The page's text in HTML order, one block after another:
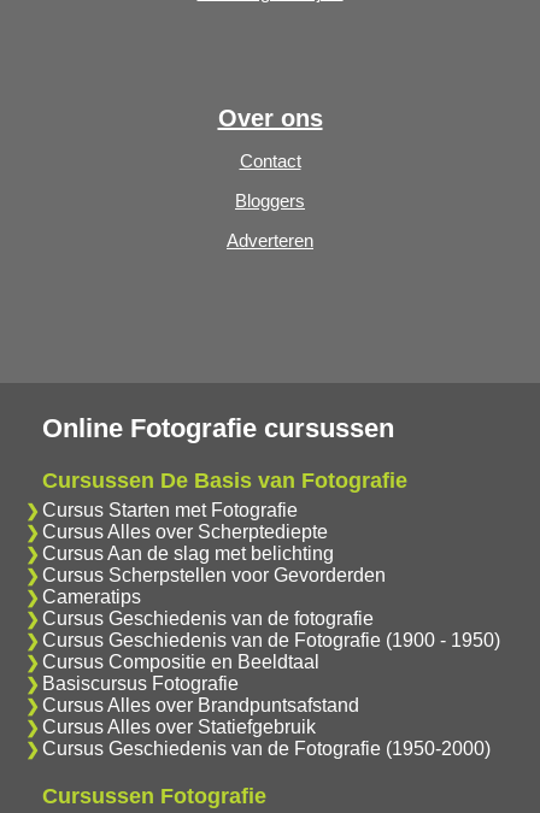
Over ons
Contact
Bloggers
Adverteren
Online Fotografie cursussen
Cursussen De Basis van Fotografie
Cursus Starten met Fotografie
Cursus Alles over Scherptediepte
Cursus Aan de slag met belichting
Cursus Scherpstellen voor Gevorderden
Cameratips
Cursus Geschiedenis van de fotografie
Cursus Geschiedenis van de Fotografie (1900 - 1950)
Cursus Compositie en Beeldtaal
Basiscursus Fotografie
Cursus Alles over Brandpuntsafstand
Cursus Alles over Statiefgebruik
Cursus Geschiedenis van de Fotografie (1950-2000)
Cursussen Fotografie